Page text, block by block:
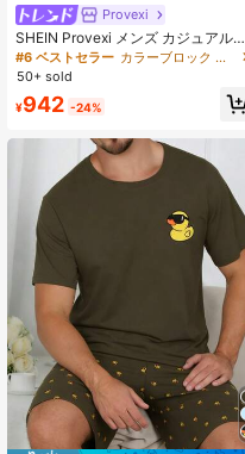
Provexi
SHEIN Provexi メンズ カジュアルな
ラウンドネック 半袖Tシャツとショ
ートパンツ のセット、夏用ホームウ
#6 ベストセラー
カラーブロック メンズラウンジウェアセット
50+ sold
¥942 -24%